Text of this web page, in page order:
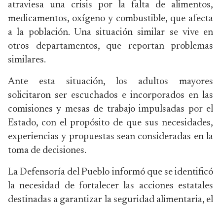
atraviesa una crisis por la falta de alimentos,
medicamentos, oxígeno y combustible, que afecta
a la población. Una situación similar se vive en
otros departamentos, que reportan problemas
similares.
Ante esta situación, los adultos mayores
solicitaron ser escuchados e incorporados en las
comisiones y mesas de trabajo impulsadas por el
Estado, con el propósito de que sus necesidades,
experiencias y propuestas sean consideradas en la
toma de decisiones.
La Defensoría del Pueblo informó que se identificó
la necesidad de fortalecer las acciones estatales
destinadas a garantizar la seguridad alimentaria, el